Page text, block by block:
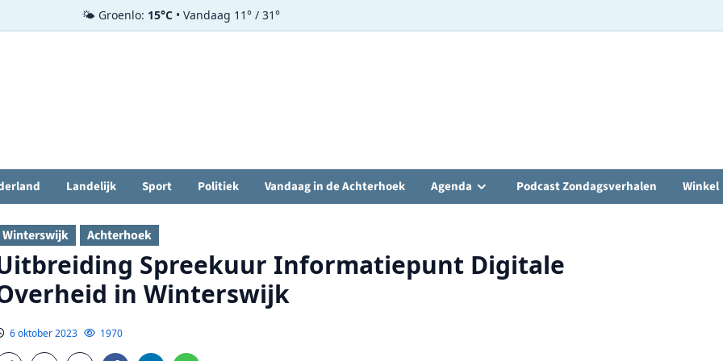
🌤️ Groenlo: 15°C • Vandaag 11° / 31°
Landelijk Sport Politiek Vandaag in de Achterhoek Agenda Podcast Zondagsverhalen Winkel
Winterswijk Achterhoek
Spreekuur Informatiepunt Digitale
in Winterswijk
6 oktober 2023 1970